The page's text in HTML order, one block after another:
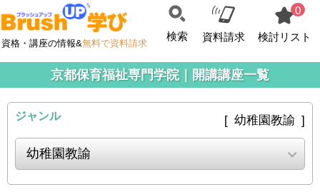
資格・講座の情報&無料で資料請求
検索 資料請求
0
検討リスト
京都保育福祉専門学院｜開講講座一覧
ジャンル [ 幼稚園教諭 ]